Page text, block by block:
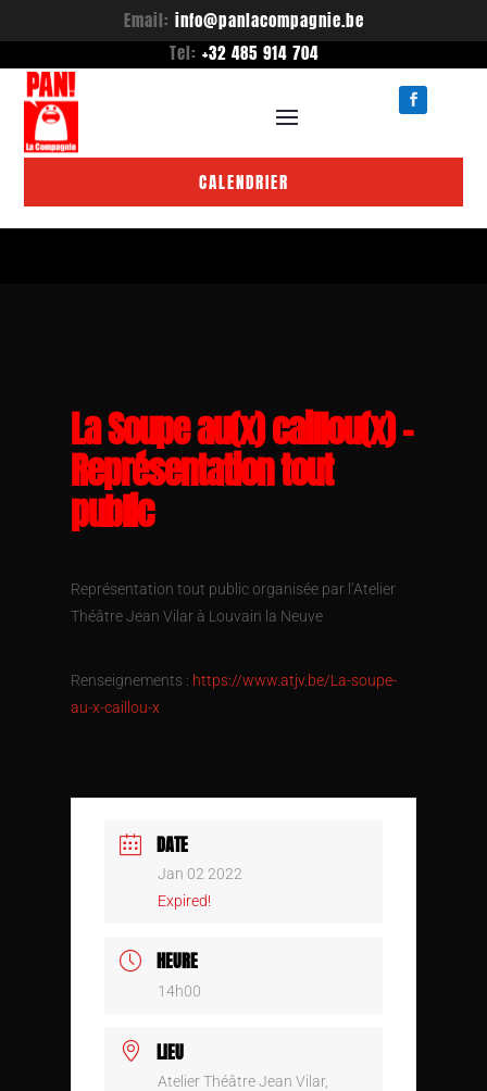
Email: info@panlacompagnie.be
Tel: +32 485 914 704
CALENDRIER
La Soupe au(x) caillou(x) –
Représentation tout
public
Représentation tout public organisée par l’Atelier
Théâtre Jean Vilar à Louvain la Neuve
Renseignements : https://www.atjv.be/La-soupe-
au-x-caillou-x
DATE
Jan 02 2022
Expired!
HEURE
14h00
LIEU
Atelier Théâtre Jean Vilar,